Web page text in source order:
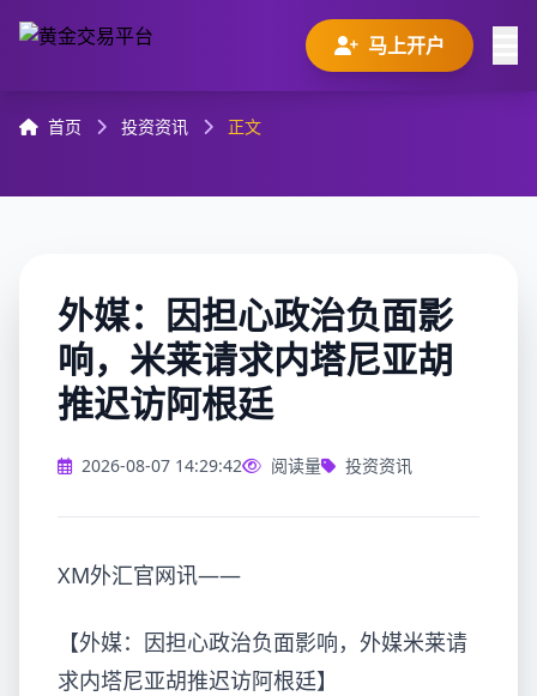
马上开户
首页 投资资讯 正文
外媒：因担心政治负面影
响，米莱请求内塔尼亚胡
推迟访阿根廷
2026-08-07 14:29:42 阅读量 投资资讯
XM外汇官网讯——
【外媒：因担心政治负面影响，外媒米莱请
求内塔尼亚胡推迟访阿根廷】